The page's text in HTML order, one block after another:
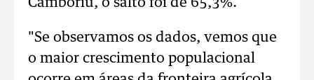
Camboriú, o salto foi de 65,3%.
"Se observamos os dados, vemos que
o maior crescimento populacional